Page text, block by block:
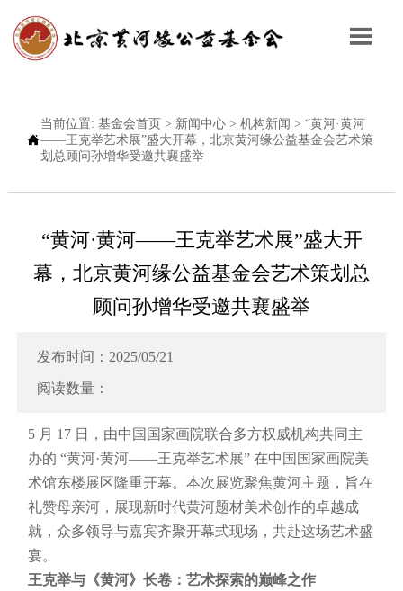


当前位置: 基金会首页 > 新闻中心> 机构新闻 > “黄河·黄河
——王克举艺术展”盛大开幕，北京黄河缘公益基金会艺术策
划总顾问孙增华受邀共襄盛举
“黄河·黄河——王克举艺术展”盛大开
幕，北京黄河缘公益基金会艺术策划总
顾问孙增华受邀共襄盛举
发布时间：2025/05/21
阅读数量：
5 月 17 日，由中国国家画院联合多方权威机构共同主
办的 “黄河·黄河——王克举艺术展” 在中国国家画院美
术馆东楼展区隆重开幕。本次展览聚焦黄河主题，旨在
礼赞母亲河，展现新时代黄河题材美术创作的卓越成
就，众多领导与嘉宾齐聚开幕式现场，共赴这场艺术盛
宴。
王克举与《黄河》长卷：艺术探索的巅峰之作